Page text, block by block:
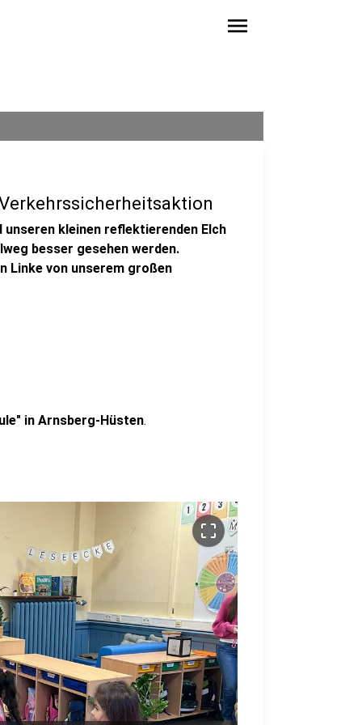
menu
unseren kleinen reflektierenden Elch
besser gesehen werden.
Linke von unserem großen
in Arnsberg-Hüsten.
crop_free